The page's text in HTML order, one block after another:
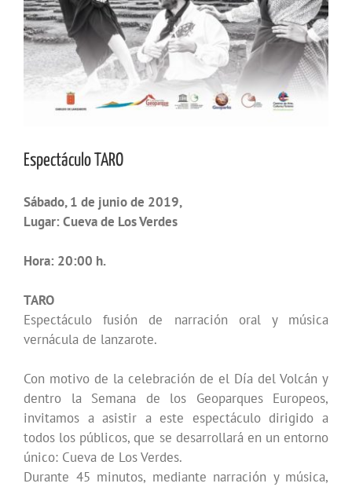
Espectáculo TARO
Sábado, 1 de junio de 2019,
Lugar: Cueva de Los Verdes
Hora: 20:00 h.
TARO
Espectáculo fusión de narración oral y música
vernácula de lanzarote.
Con motivo de la celebración de el Día del Volcán y
dentro la Semana de los Geoparques Europeos,
invitamos a asistir a este espectáculo dirigido a
todos los públicos, que se desarrollará en un entorno
único: Cueva de Los Verdes.
Durante 45 minutos, mediante narración y música,